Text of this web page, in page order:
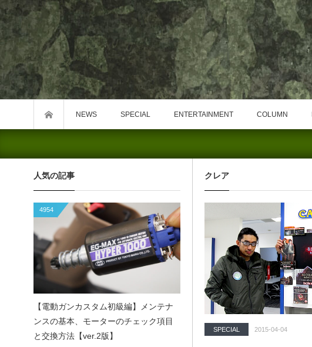
NEWS SPECIAL ENTERTAINMENT COLUMN
クレア
SPECIAL 2015-04-04
人気の記事
4954
【電動ガンカスタム初級編】メンテナ
ンスの基本、モーターのチェック項目
と交換方法【ver.2版】